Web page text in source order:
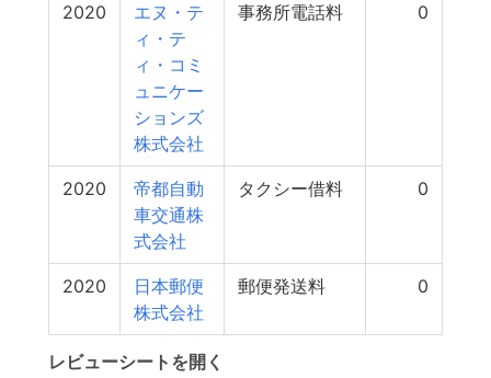
2020
エヌ・テ
ィ・テ
ィ・コミ
ュニケー
ションズ
株式会社
事務所電話料 0
2020
帝都自動
車交通株
式会社
タクシー借料 0
2020
日本郵便
株式会社
郵便発送料 0
レビューシートを開く